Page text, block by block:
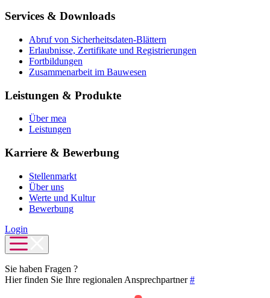
Services & Downloads
Abruf von Sicherheitsdaten-Blättern
Erlaubnisse, Zertifikate und Registrierungen
Fortbildungen
Zusammenarbeit im Bauwesen
Leistungen & Produkte
Über mea
Leistungen
Karriere & Bewerbung
Stellenmarkt
Über uns
Werte und Kultur
Bewerbung
Login
Sie haben Fragen ?
Hier finden Sie Ihre regionalen Ansprechpartner#